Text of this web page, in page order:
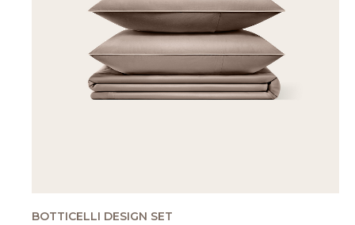
BOTTICELLI DESIGN SET